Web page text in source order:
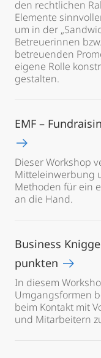
den rechtlichen
Elemente
um in der
Betreuerinnen
betreuenden
eigene Rolle
gestalten.
EMF –
Dieser Workshop
Mitteleinwerbung
Methoden für ein
an die Hand.
Business
punkten
In diesem
Umgangsformen
beim Kontakt mit
und Mitarbeitern